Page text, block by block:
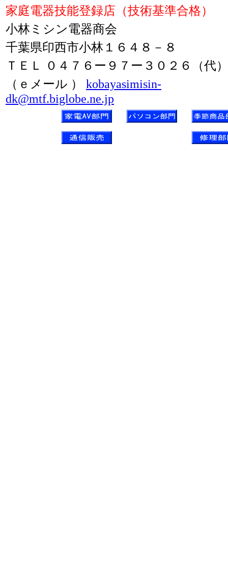
家庭電器技能登録店（技術基準合格）
小林ミシン電器商会
千葉県印西市小林１６４８－８
ＴＥＬ ０４７６ー９７ー３０２６（代）
（ｅメール ） kobayasimisin-
dk@mtf.biglobe.ne.jp